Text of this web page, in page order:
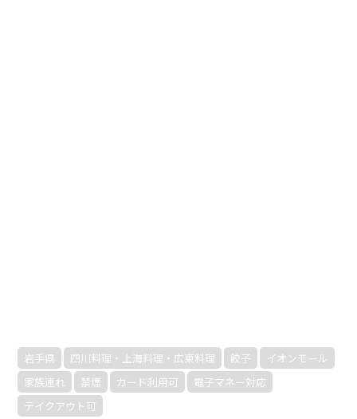
岩手県 四川料理・上海料理・広東料理 餃子
イオンモール
家族連れ
禁煙 カード利用可
電子マネー対応
テイクアウト可